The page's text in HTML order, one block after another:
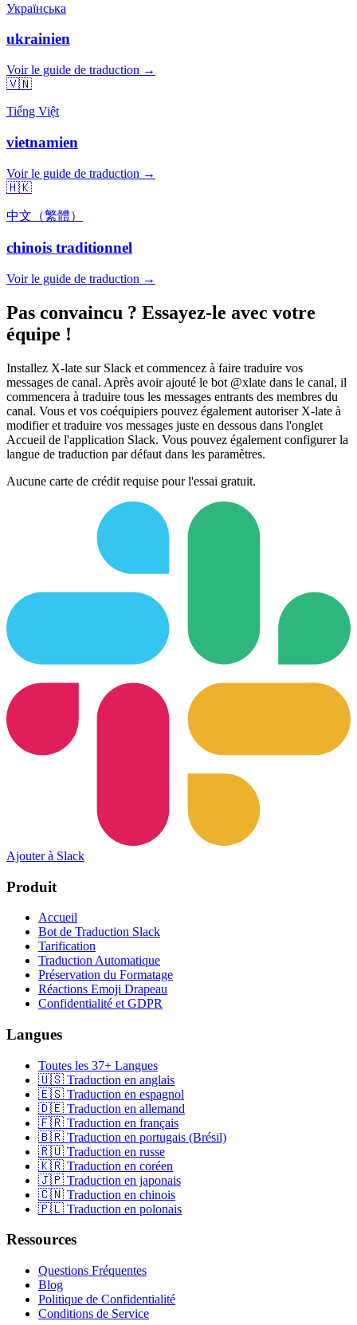
Українська
ukrainien
Voir le guide de traduction →
🇻🇳
Tiếng Việt
vietnamien
Voir le guide de traduction →
🇭🇰
中文（繁體）
chinois traditionnel
Voir le guide de traduction →
Pas convaincu ? Essayez-le avec votre
équipe !
Installez X-late sur Slack et commencez à faire traduire vos
messages de canal. Après avoir ajouté le bot @xlate dans le canal, il
commencera à traduire tous les messages entrants des membres du
canal. Vous et vos coéquipiers pouvez également autoriser X-late à
modifier et traduire vos messages juste en dessous dans l'onglet
Accueil de l'application Slack. Vous pouvez également configurer la
langue de traduction par défaut dans les paramètres.
Aucune carte de crédit requise pour l'essai gratuit.
Ajouter à Slack
Produit
Accueil
Bot de Traduction Slack
Tarification
Traduction Automatique
Préservation du Formatage
Réactions Emoji Drapeau
Confidentialité et GDPR
Langues
Toutes les 37+ Langues
🇺🇸 Traduction en anglais
🇪🇸 Traduction en espagnol
🇩🇪 Traduction en allemand
🇫🇷 Traduction en français
🇧🇷 Traduction en portugais (Brésil)
🇷🇺 Traduction en russe
🇰🇷 Traduction en coréen
🇯🇵 Traduction en japonais
🇨🇳 Traduction en chinois
🇵🇱 Traduction en polonais
Ressources
Questions Fréquentes
Blog
Politique de Confidentialité
Conditions de Service